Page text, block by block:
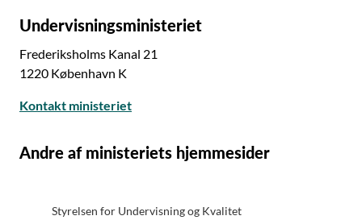
Undervisningsministeriet
Frederiksholms Kanal 21
1220 København K
Kontakt ministeriet
Andre af ministeriets hjemmesider
Styrelsen for Undervisning og Kvalitet